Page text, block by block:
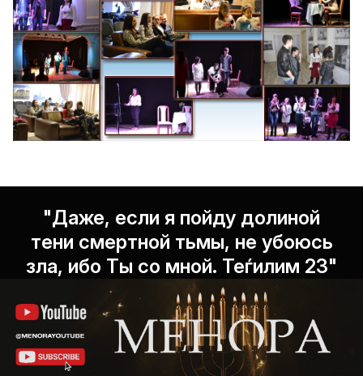
"Даже, если я пойду долиной
тени смертной тьмы, не убоюсь
зла, ибо Ты со мной. Теѓилим 23"